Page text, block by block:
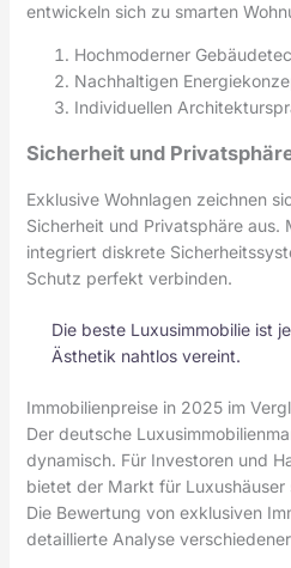
entwickeln sich zu smarten
Hochmoderner
Nachhaltigen
Individuellen
Sicherheit und
Exklusive Wohnlagen zeichnen
Sicherheit und Privatsphäre aus.
integriert diskrete
Schutz perfekt verbinden.
Die beste Luxusimmobilie ist
Ästhetik nahtlos vereint.
Immobilienpreise in 2025 im
Der deutsche
dynamisch. Für Investoren und
bietet der Markt für
Die Bewertung von exklusiven
detaillierte Analyse